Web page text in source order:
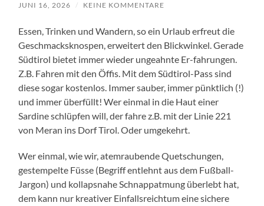
JUNI 16, 2026 / KEINE KOMMENTARE
Essen, Trinken und Wandern, so ein Urlaub erfreut die
Geschmacksknospen, erweitert den Blickwinkel. Gerade
Südtirol bietet immer wieder ungeahnte Er-fahrungen.
Z.B. Fahren mit den Öffis. Mit dem Südtirol-Pass sind
diese sogar kostenlos. Immer sauber, immer pünktlich (!)
und immer überfüllt! Wer einmal in die Haut einer
Sardine schlüpfen will, der fahre z.B. mit der Linie 221
von Meran ins Dorf Tirol. Oder umgekehrt.
Wer einmal, wie wir, atemraubende Quetschungen,
gestempelte Füsse (Begriff entlehnt aus dem Fußball-
Jargon) und kollapsnahe Schnappatmung überlebt hat,
dem kann nur kreativer Einfallsreichtum eine sichere